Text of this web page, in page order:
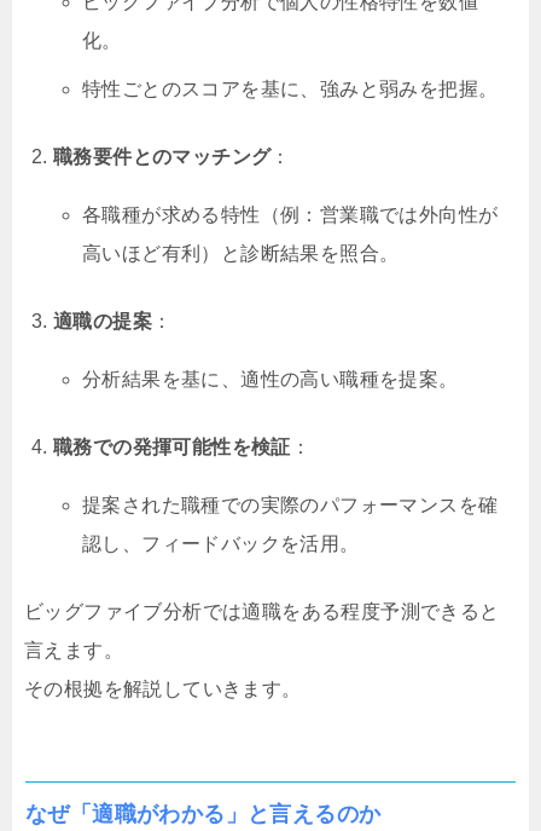
化。
特性ごとのスコアを基に、強みと弱みを把握。
職務要件とのマッチング：
各職種が求める特性（例：営業職では外向性が
高いほど有利）と診断結果を照合。
適職の提案 ：
分析結果を基に、適性の高い職種を提案。
職務での発揮可能性を検証 ：
提案された職種での実際のパフォーマンスを確
認し、フィードバックを活用。
ビッグファイブ分析では適職をある程度予測できると
言えます。
その根拠を解説していきます。
なぜ「適職がわかる」と言えるのか